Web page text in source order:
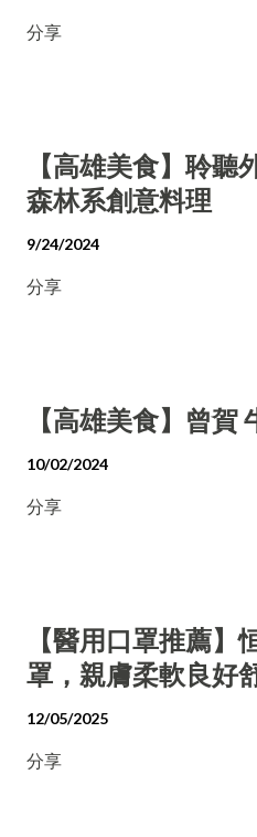
分享
【高雄美食】聆
森林系創意料理
9/24/2024
分享
【高雄美食】曾賀
10/02/2024
分享
【醫用口罩推薦】
罩，親膚柔軟良好
12/05/2025
分享